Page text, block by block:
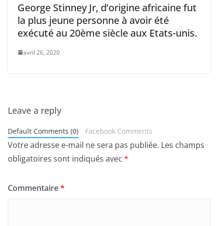
George Stinney Jr, d’origine africaine fut
la plus jeune personne à avoir été
exécuté au 20ème siècle aux Etats-unis.
avril 26, 2020
Leave a reply
Default Comments (0) Facebook Comments
Votre adresse e-mail ne sera pas publiée. Les champs
obligatoires sont indiqués avec *
Commentaire*